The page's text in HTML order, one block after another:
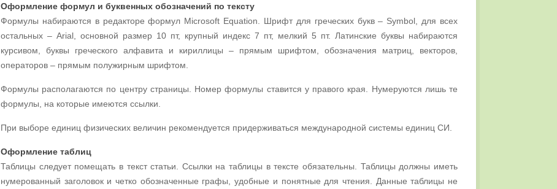
Оформление формул и буквенных обозначений по тексту
Формулы набираются в редакторе формул Microsoft Equation. Шрифт для греческих букв – Symbol, для всех
остальных – Arial, основной размер 10 пт, крупный индекс 7 пт, мелкий 5 пт. Латинские буквы набираются
курсивом, буквы греческого алфавита и кириллицы – прямым шрифтом, обозначения матриц, векторов,
операторов – прямым полужирным шрифтом.
Формулы располагаются по центру страницы. Номер формулы ставится у правого края. Нумеруются лишь те
формулы, на которые имеются ссылки.
При выборе единиц физических величин рекомендуется придерживаться международной системы единиц СИ.
Оформление таблиц
Таблицы следует помещать в текст статьи. Ссылки на таблицы в тексте обязательны. Таблицы должны иметь
нумерованный заголовок и четко обозначенные графы, удобные и понятные для чтения. Данные таблицы не